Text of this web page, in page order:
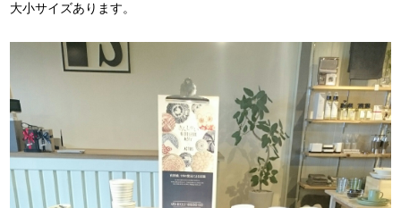
大小サイズあります。